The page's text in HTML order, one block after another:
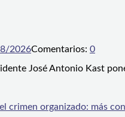
2026Comentarios: 0
José Antonio Kast